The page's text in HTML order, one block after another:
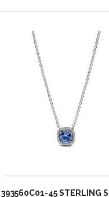
393560C01-45 STERLING